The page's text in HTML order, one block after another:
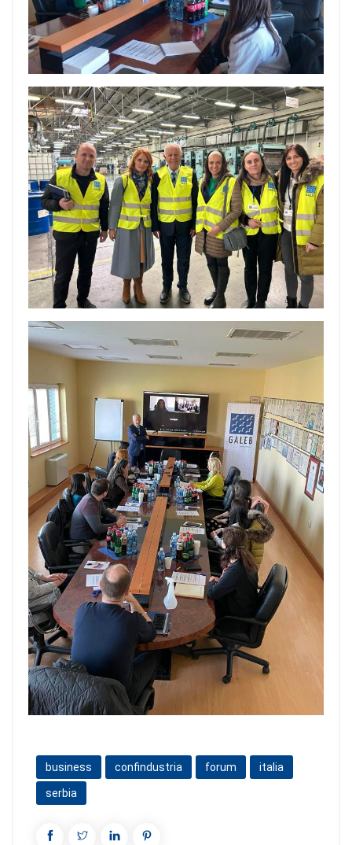
business confindustria forum italia
serbia